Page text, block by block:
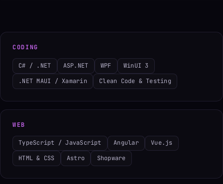
CODING
C# / .NET ASP.NET WPF
WinUI 3
.NET MAUI / Xamarin
Clean Code & Testing
WEB
TypeScript / JavaScript Angular
Vue.js
HTML & CSS
Astro Shopware